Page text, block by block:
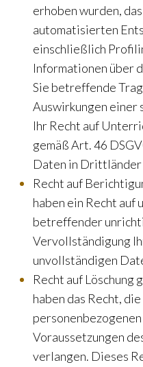
erhoben wurden,
automatisierten
einschließlich
Informationen über
Sie betreffende
Auswirkungen einer
Ihr Recht auf
gemäß Art. 46
Daten in Drittländer
Recht auf
haben ein Recht auf
betreffender
Vervollständigung
unvollständigen
Recht auf Löschung
haben das Recht,
Voraussetzungen
verlangen. Dieses